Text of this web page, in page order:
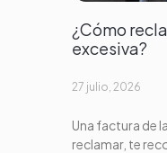
¿Cómo
excesiva?
27 julio, 2026
Una factura de
reclamar, te